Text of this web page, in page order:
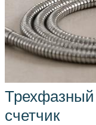
счетчик